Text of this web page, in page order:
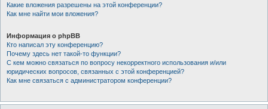
Какие вложения разрешены на этой конференции?
Как мне найти мои вложения?
Информация о phpBB
Кто написал эту конференцию?
Почему здесь нет такой-то функции?
С кем можно связаться по вопросу некорректного использования и/или
юридических вопросов, связанных с этой конференцией?
Как мне связаться с администратором конференции?